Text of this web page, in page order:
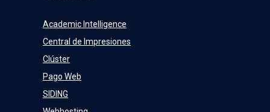
Academic Intelligence
Central de Impresiones
Clúster
Pago Web
SIDING